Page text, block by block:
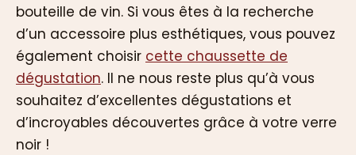
bouteille de vin. Si vous êtes à la recherche
d’un accessoire plus esthétiques, vous pouvez
également choisir cette chaussette de
dégustation. Il ne nous reste plus qu’à vous
souhaitez d’excellentes dégustations et
d’incroyables découvertes grâce à votre verre
noir !